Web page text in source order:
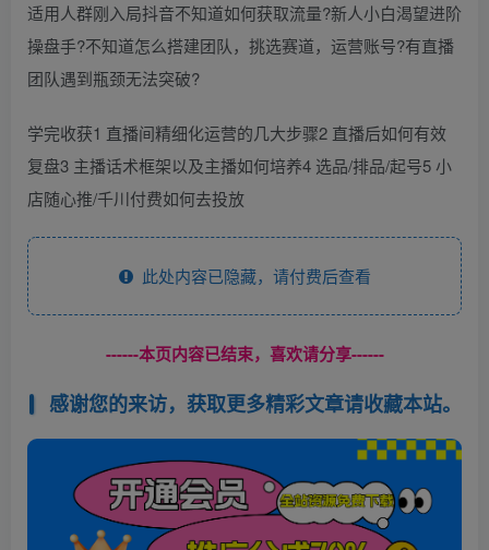
适用人群刚入局抖音不知道如何获取流量?新人小白渴望进阶
操盘手?不知道怎么搭建团队，挑选赛道，运营账号?有直播
团队遇到瓶颈无法突破?
学完收获1 直播间精细化运营的几大步骤2 直播后如何有效
复盘3 主播话术框架以及主播如何培养4 选品/排品/起号5 小
店随心推/千川付费如何去投放
此处内容已隐藏，请付费后查看
------本页内容已结束，喜欢请分享------
感谢您的来访，获取更多精彩文章请收藏本站。